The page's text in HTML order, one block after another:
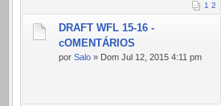
1 2
DRAFT WFL 15-16 -
cOMENTÁRIOS
por Salo » Dom Jul 12, 2015 4:11 pm